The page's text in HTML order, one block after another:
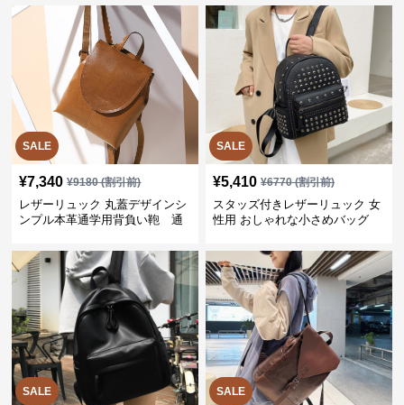
SALE
¥7,340 ¥9180(割引前)
レザーリュック 丸蓋デザインシ
ンプル本革通学用背負い鞄 通
SALE
¥5,410 ¥6770(割引前)
スタッズ付きレザーリュック 女
性用 おしゃれな小さめバッグ
SALE SALE